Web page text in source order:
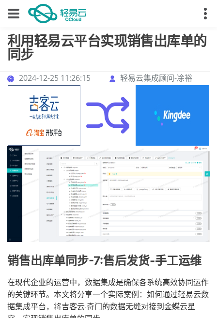
利用轻易云平台实现销售出库单的
同步
2024-12-25 11:26:15 轻易云集成顾问-凃裕
销售出库单同步-7:售后发货-手工运维
在现代企业的运营中，数据集成是确保各系统高效协同运作
的关键环节。本文将分享一个实际案例：如何通过轻易云数
据集成平台，将吉客云·奇门的数据无缝对接到金蝶云星